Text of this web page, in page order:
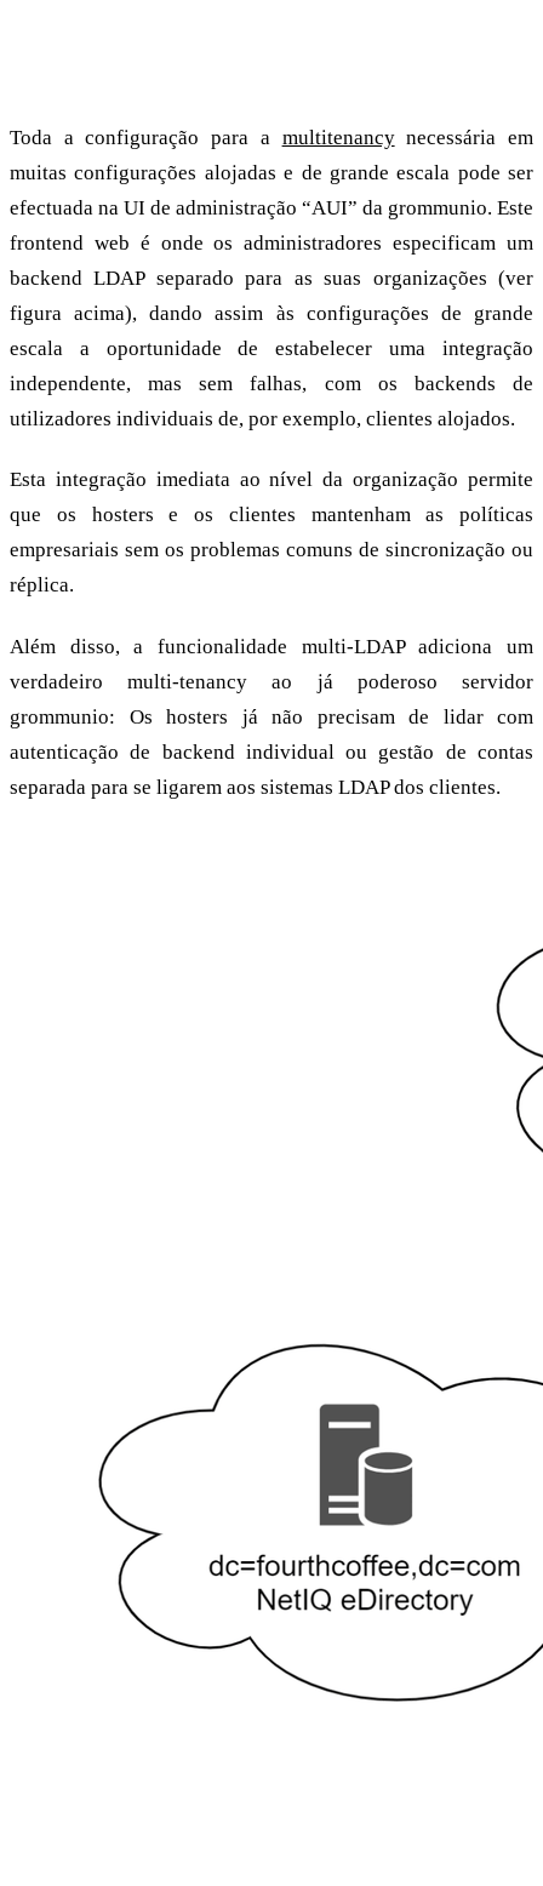
Toda a configuração para a multitenancynecessária em
muitas configurações alojadas e de grande escala pode ser
efectuada na UI de administração “AUI” da grommunio. Este
frontend web é onde os administradores especificam um
backend LDAP separado para as suas organizações (ver
figura acima), dando assim às configurações de grande
escala a oportunidade de estabelecer uma integração
independente, mas sem falhas, com os backends de
utilizadores individuais de, por exemplo, clientes alojados.
Esta integração imediata ao nível da organização permite
que os hosters e os clientes mantenham as políticas
empresariais sem os problemas comuns de sincronização ou
réplica.
Além disso, a funcionalidade multi-LDAP adiciona um
verdadeiro multi-tenancy ao já poderoso servidor
grommunio: Os hosters já não precisam de lidar com
autenticação de backend individual ou gestão de contas
separada para se ligarem aos sistemas LDAP dos clientes.